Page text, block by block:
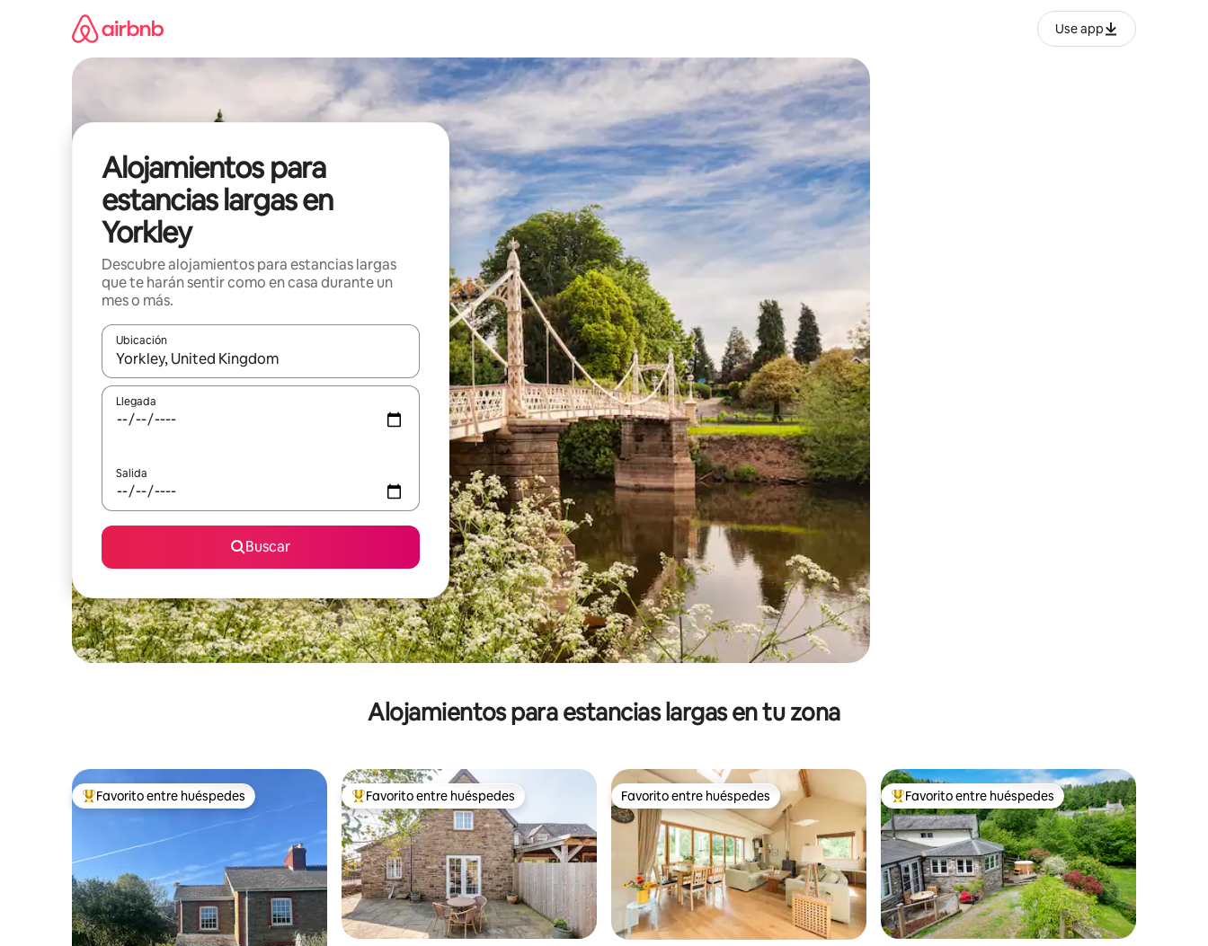
Use app
Alojamientos para
estancias largas en
Yorkley
Descubre alojamientos para estancias largas
que te harán sentir como en casa durante un
mes o más.
Ubicación
Cuando los resultados estén disponibles, podrás navegar usando las teclas de las flechas hacia arriba y hacia abajo, o bien tocando y deslizando la pantalla.
Llegada
Salida
Buscar
Alojamientos para estancias largas en tu zona
De los mejores en Favorito entre huéspedes
Favorito entre huéspedes De los mejores en Favorito entre huéspedes
Favorito entre huéspedes Favorito entre huéspedes
Favorito entre huéspedes De los mejores en Favorito entre huéspedes
Favorito entre huéspedes